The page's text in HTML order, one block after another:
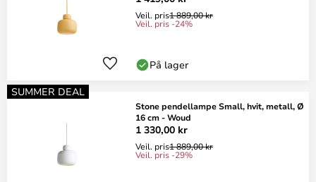
Veil. pris1 889,00 kr
Veil. pris -24%
På lager
SUMMER DEAL
Stone pendellampe Small, hvit, metall, Ø
16 cm - Woud
1 330,00 kr
Veil. pris1 889,00 kr
Veil. pris -29%